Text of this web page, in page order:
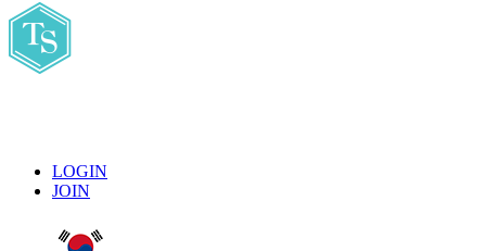
LOGIN
JOIN